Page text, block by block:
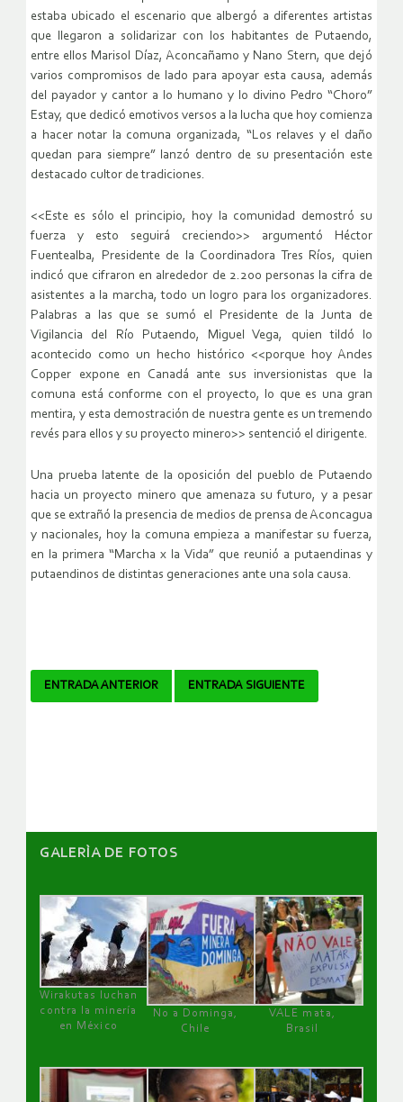
estaba ubicado el escenario que albergó a diferentes artistas
que llegaron a solidarizar con los habitantes de Putaendo,
entre ellos Marisol Díaz, Aconcañamo y Nano Stern, que dejó
varios compromisos de lado para apoyar esta causa, además
del payador y cantor a lo humano y lo divino Pedro “Choro”
Estay, que dedicó emotivos versos a la lucha que hoy comienza
a hacer notar la comuna organizada, “Los relaves y el daño
quedan para siempre” lanzó dentro de su presentación este
destacado cultor de tradiciones.
<<Este es sólo el principio, hoy la comunidad demostró su
fuerza y esto seguirá creciendo>> argumentó Héctor
Fuentealba, Presidente de la Coordinadora Tres Ríos, quien
indicó que cifraron en alrededor de 2.200 personas la cifra de
asistentes a la marcha, todo un logro para los organizadores.
Palabras a las que se sumó el Presidente de la Junta de
Vigilancia del Río Putaendo, Miguel Vega, quien tildó lo
acontecido como un hecho histórico <<porque hoy Andes
Copper expone en Canadá ante sus inversionistas que la
comuna está conforme con el proyecto, lo que es una gran
mentira, y esta demostración de nuestra gente es un tremendo
revés para ellos y su proyecto minero>> sentenció el dirigente.
Una prueba latente de la oposición del pueblo de Putaendo
hacia un proyecto minero que amenaza su futuro, y a pesar
que se extrañó la presencia de medios de prensa de Aconcagua
y nacionales, hoy la comuna empieza a manifestar su fuerza,
en la primera “Marcha x la Vida” que reunió a putaendinas y
putaendinos de distintas generaciones ante una sola causa.
Navegador
ENTRADA ANTERIOR ENTRADA SIGUIENTE
GALERÌA DE FOTOS
Wirakutas luchan
contra la minería
en México
No a Dominga,
Chile
VALE mata,
Brasil